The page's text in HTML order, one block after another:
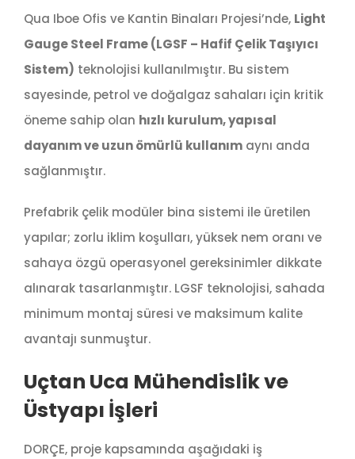
Qua Iboe Ofis ve Kantin Binaları Projesi’nde, Light
Gauge Steel Frame (LGSF – Hafif Çelik Taşıyıcı
Sistem) teknolojisi kullanılmıştır. Bu sistem
sayesinde, petrol ve doğalgaz sahaları için kritik
öneme sahip olan hızlı kurulum, yapısal
dayanım ve uzun ömürlü kullanımaynı anda
sağlanmıştır.
Prefabrik çelik modüler bina sistemi ile üretilen
yapılar; zorlu iklim koşulları, yüksek nem oranı ve
sahaya özgü operasyonel gereksinimler dikkate
alınarak tasarlanmıştır. LGSF teknolojisi, sahada
minimum montaj süresi ve maksimum kalite
avantajı sunmuştur.
Uçtan Uca Mühendislik ve
Üstyapı İşleri
DORÇE, proje kapsamında aşağıdaki iş